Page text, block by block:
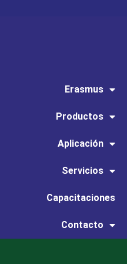
Erasmus
Productos
Aplicación
Servicios
Capacitaciones
Contacto